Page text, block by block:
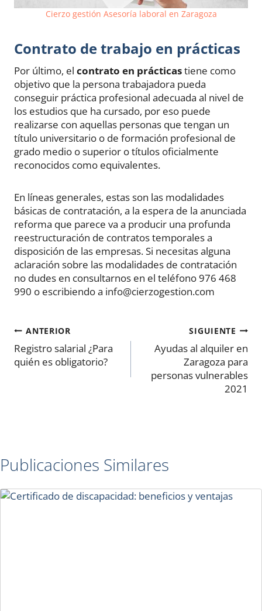
Cierzo gestión Asesoría laboral en Zaragoza
Contrato de trabajo en prácticas
Por último, el contrato en prácticastiene como
objetivo que la persona trabajadora pueda
conseguir práctica profesional adecuada al nivel de
los estudios que ha cursado, por eso puede
realizarse con aquellas personas que tengan un
título universitario o de formación profesional de
grado medio o superior o títulos oficialmente
reconocidos como equivalentes.
En líneas generales, estas son las modalidades
básicas de contratación, a la espera de la anunciada
reforma que parece va a producir una profunda
reestructuración de contratos temporales a
disposición de las empresas. Si necesitas alguna
aclaración sobre las modalidades de contratación
no dudes en consultarnos en el teléfono 976 468
990 o escribiendo a info@cierzogestion.com
Navegación
de
entradas
ANTERIOR
Registro salarial ¿Para
quién es obligatorio?
SIGUIENTE
Ayudas al alquiler en
Zaragoza para
personas vulnerables
2021
Publicaciones Similares